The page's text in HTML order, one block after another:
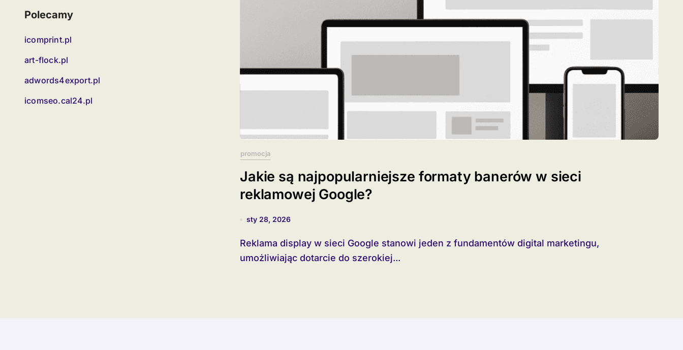
Polecamy
icomprint.pl
art-flock.pl
adwords4export.pl
icomseo.cal24.pl
promocja
Jakie są najpopularniejsze formaty banerów w sieci
reklamowej Google?
sty 28, 2026
Reklama display w sieci Google stanowi jeden z fundamentów digital marketingu,
umożliwiając dotarcie do szerokiej...